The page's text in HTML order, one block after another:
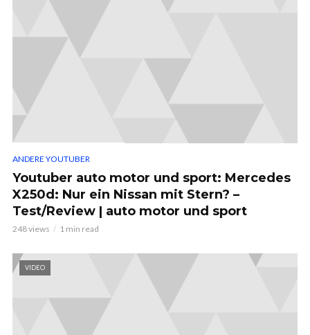
ANDERE YOUTUBER
Youtuber auto motor und sport: Mercedes
X250d: Nur ein Nissan mit Stern? –
Test/Review | auto motor und sport
248 views 1 min read
VIDEO